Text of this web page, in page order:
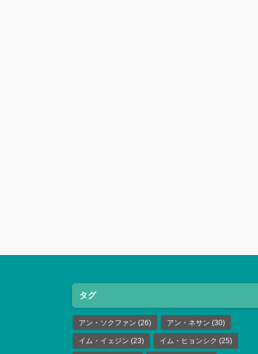
タグ
アン・ソクファン (26) アン・ネサン (30)
イム・イェジン (23) イム・ヒョンシク (25)